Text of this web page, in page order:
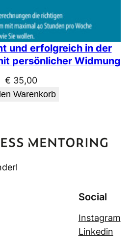
und erfolgreich in der
persönlicher Widmung
€ 35,00
Warenkorb
Social
Instagram
Linkedin